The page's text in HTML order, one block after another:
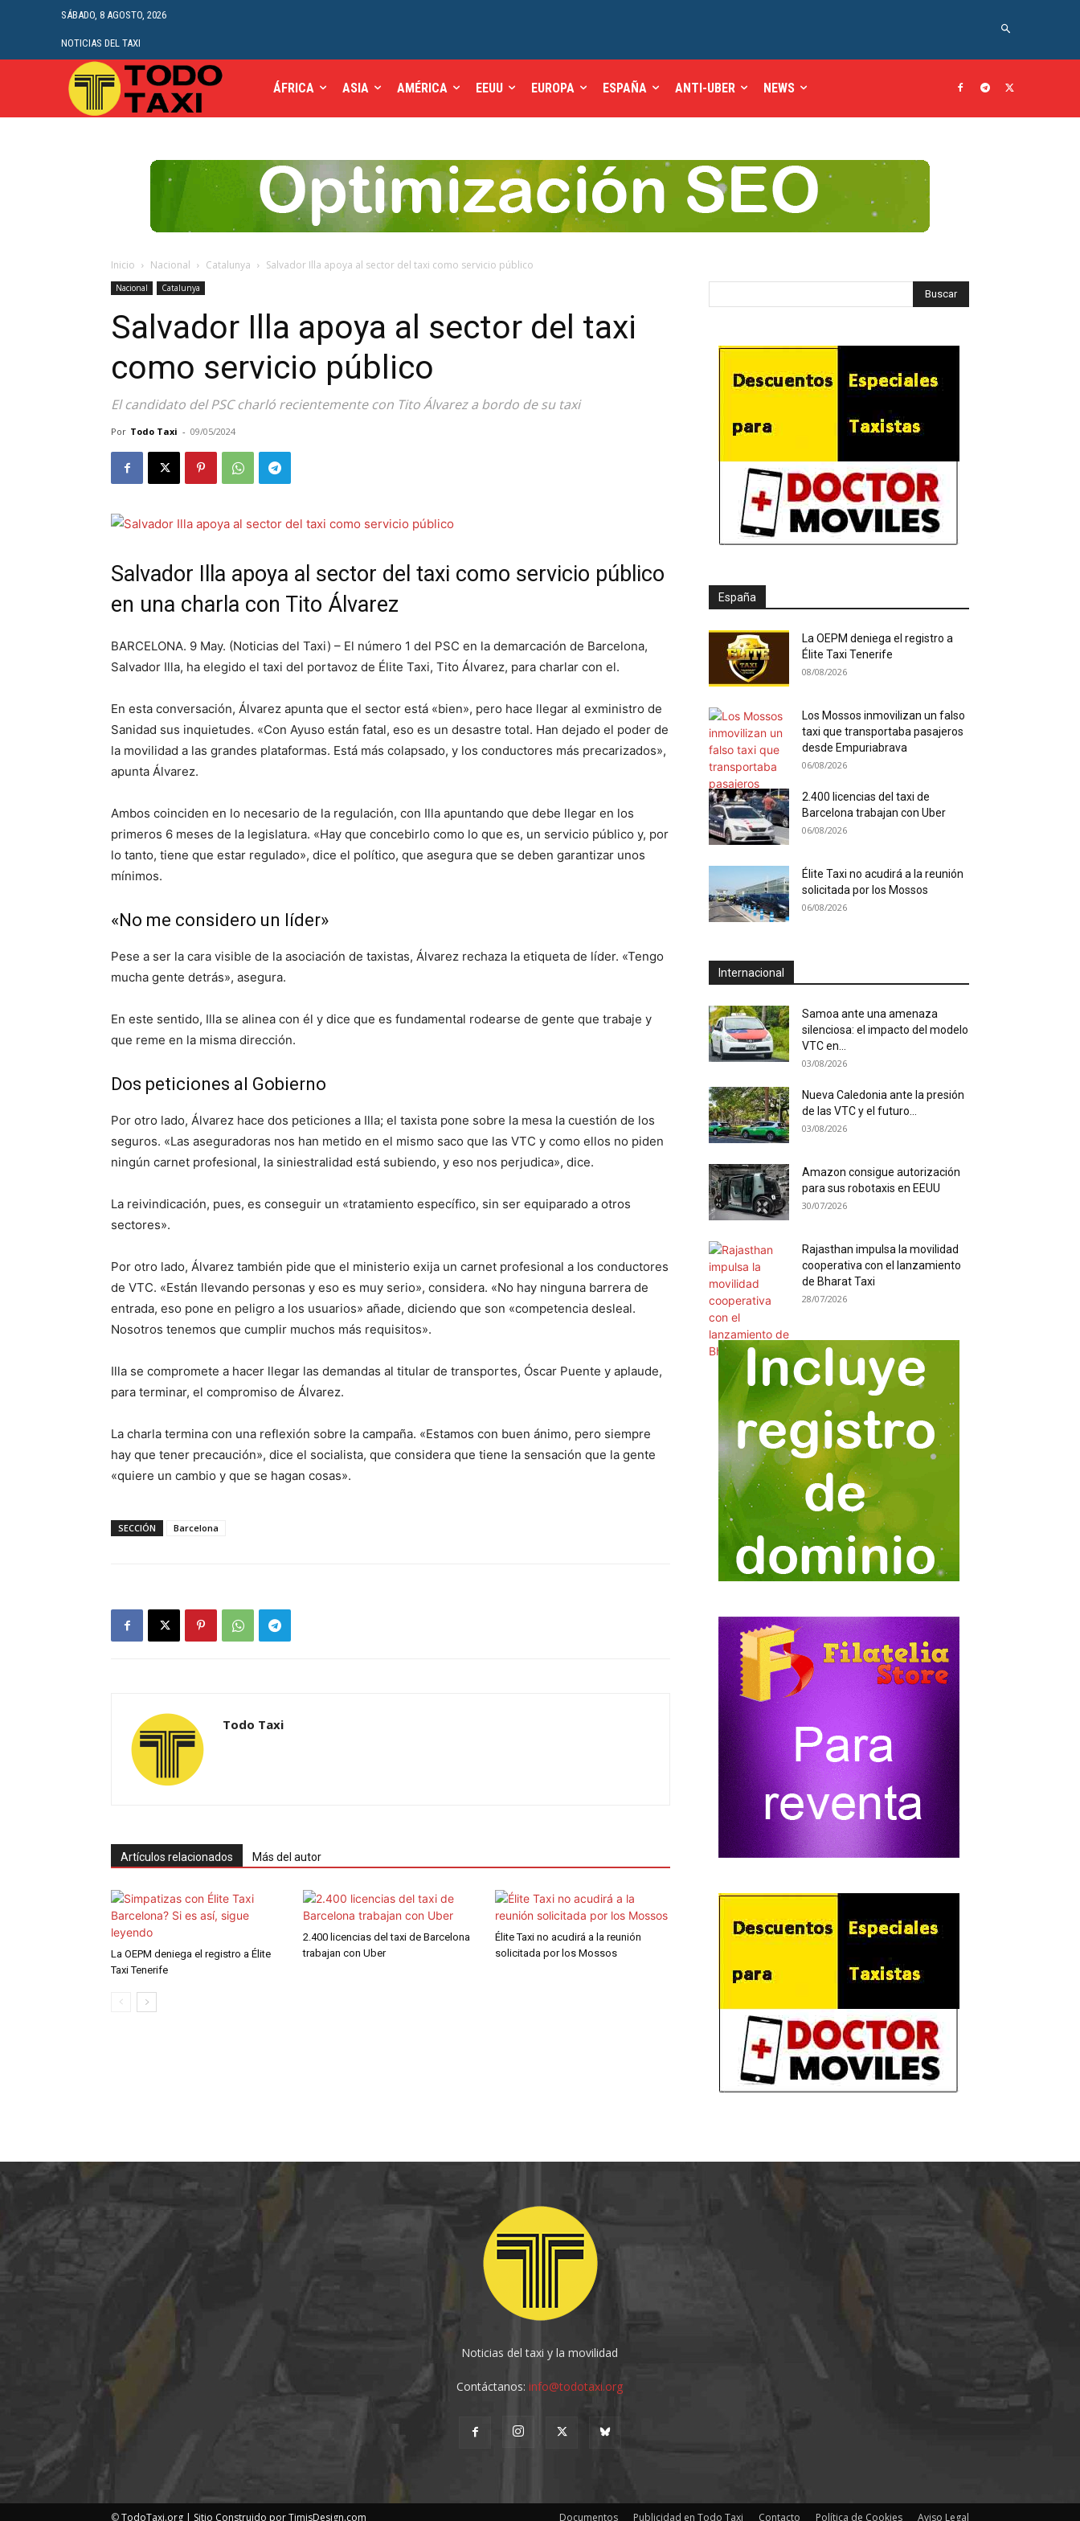
SÁBADO, 8 AGOSTO, 2026
NOTICIAS DEL TAXI
ÁFRICA ASIA AMÉRICA EEUU EUROPA ESPAÑA ANTI-UBER NEWS
Inicio Nacional Catalunya Salvador Illa apoya al sector del taxi como servicio público
Nacional Catalunya
Salvador Illa apoya al sector del taxi
como servicio público
El candidato del PSC charló recientemente con Tito Álvarez a bordo de su taxi
Por Todo Taxi - 09/05/2024
Salvador Illa apoya al sector del taxi como servicio público
en una charla con Tito Álvarez
BARCELONA. 9 May. (Noticias del Taxi) – El número 1 del PSC en la demarcación de Barcelona,
Salvador Illa, ha elegido el taxi del portavoz de Élite Taxi, Tito Álvarez, para charlar con el.
En esta conversación, Álvarez apunta que el sector está «bien», pero hace llegar al exministro de
Sanidad sus inquietudes. «Con Ayuso están fatal, eso es un desastre total. Han dejado el poder de
la movilidad a las grandes plataformas. Está más colapsado, y los conductores más precarizados»,
apunta Álvarez.
Ambos coinciden en lo necesario de la regulación, con Illa apuntando que debe llegar en los
primeros 6 meses de la legislatura. «Hay que concebirlo como lo que es, un servicio público y, por
lo tanto, tiene que estar regulado», dice el político, que asegura que se deben garantizar unos
mínimos.
«No me considero un líder»
Pese a ser la cara visible de la asociación de taxistas, Álvarez rechaza la etiqueta de líder. «Tengo
mucha gente detrás», asegura.
En este sentido, Illa se alinea con él y dice que es fundamental rodearse de gente que trabaje y
que reme en la misma dirección.
Dos peticiones al Gobierno
Por otro lado, Álvarez hace dos peticiones a Illa; el taxista pone sobre la mesa la cuestión de los
seguros. «Las aseguradoras nos han metido en el mismo saco que las VTC y como ellos no piden
ningún carnet profesional, la siniestralidad está subiendo, y eso nos perjudica», dice.
La reivindicación, pues, es conseguir un «tratamiento específico, sin ser equiparado a otros
sectores».
Por otro lado, Álvarez también pide que el ministerio exija un carnet profesional a los conductores
de VTC. «Están llevando personas y eso es muy serio», considera. «No hay ninguna barrera de
entrada, eso pone en peligro a los usuarios» añade, diciendo que son «competencia desleal.
Nosotros tenemos que cumplir muchos más requisitos».
Illa se compromete a hacer llegar las demandas al titular de transportes, Óscar Puente y aplaude,
para terminar, el compromiso de Álvarez.
La charla termina con una reflexión sobre la campaña. «Estamos con buen ánimo, pero siempre
hay que tener precaución», dice el socialista, que considera que tiene la sensación que la gente
«quiere un cambio y que se hagan cosas».
SECCIÓN Barcelona
Todo Taxi
Artículos relacionados Más del autor
La OEPM deniega el registro a Élite
Taxi Tenerife
2.400 licencias del taxi de Barcelona
trabajan con Uber
Élite Taxi no acudirá a la reunión
solicitada por los Mossos
España
La OEPM deniega el registro a
Élite Taxi Tenerife
08/08/2026
Los Mossos inmovilizan un falso
taxi que transportaba pasajeros
desde Empuriabrava
06/08/2026
2.400 licencias del taxi de
Barcelona trabajan con Uber
06/08/2026
Élite Taxi no acudirá a la reunión
solicitada por los Mossos
06/08/2026
Internacional
Samoa ante una amenaza
silenciosa: el impacto del modelo
VTC en...
03/08/2026
Nueva Caledonia ante la presión
de las VTC y el futuro...
03/08/2026
Amazon consigue autorización
para sus robotaxis en EEUU
30/07/2026
Rajasthan impulsa la movilidad
cooperativa con el lanzamiento
de Bharat Taxi
28/07/2026
Noticias del taxi y la movilidad
Contáctanos:info@todotaxi.org
Documentos Publicidad en Todo Taxi Contacto Política de Cookies Aviso Legal
©TodoTaxi.org | Sitio Construido porTimisDesign.com